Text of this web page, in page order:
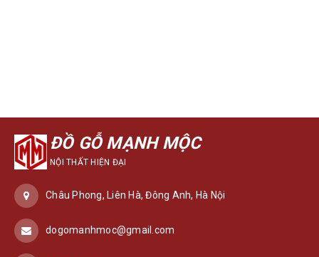
ĐỒ GỖ MẠNH MỘC
NỘI THẤT HIỆN ĐẠI
Châu Phong, Liên Hà, Đông Anh, Hà Nội
dogomanhmoc@gmail.com